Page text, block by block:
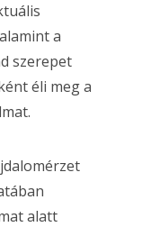
a
szerepet
éli meg a
alatt